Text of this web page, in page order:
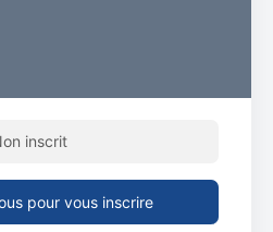
inscrit
pour vous inscrire